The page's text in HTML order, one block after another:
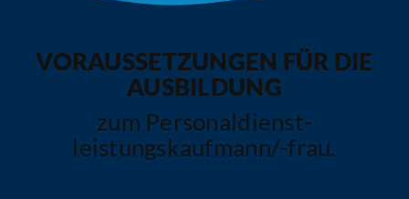
VORAUSSETZUNGEN FÜR DIE
AUSBILDUNG
zum Personaldienst­
leistungskaufmann/-frau.